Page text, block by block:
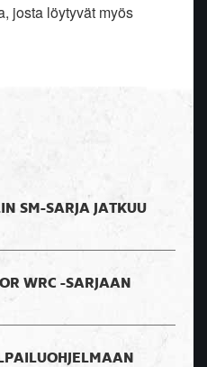
josta löytyvät myös
SM-SARJA JATKUU
WRC -SARJAAN